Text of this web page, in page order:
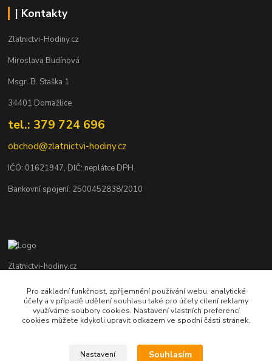
| Kontakty
Zlatnictvi-Hodiny.cz
Miroslava Budínová
Msgr. B. Staška 1
34401 Domažlice
tel.: 379 724 696
obchod@zlatnictvi-hodiny.cz
IČO: 01621947, DIČ: neplátce DPH
Bankovní spojení: 2500452838/2010
Zlatnictvi-hodiny.cz
+420 379 492 545
Po - Pá: 9,00 - 17,00 hod., So: 9,00 - 11,30 hod.
Pro základní funkčnost, zpříjemnění používání webu, analytické
účely a v případě udělení souhlasu také pro účely cílení reklamy
využíváme soubory cookies. Nastavení vlastních preferencí
cookies můžete kdykoli upravit odkazem ve spodní části stránek.
Nastavení Souhlasím